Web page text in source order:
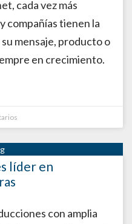
cada vez más
compañías tienen la
mensaje, producto o
en crecimiento.
líder en
con amplia